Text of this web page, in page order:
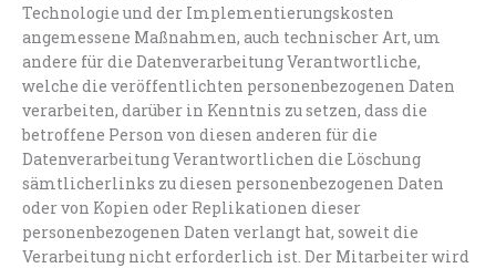
Technologie und der Implementierungskosten
angemessene Maßnahmen, auch technischer Art, um
andere für die Datenverarbeitung Verantwortliche,
welche die veröffentlichten personenbezogenen Daten
verarbeiten, darüber in Kenntnis zu setzen, dass die
betroffene Person von diesen anderen für die
Datenverarbeitung Verantwortlichen die Löschung
sämtlicherlinks zu diesen personenbezogenen Daten
oder von Kopien oder Replikationen dieser
personenbezogenen Daten verlangt hat, soweit die
Verarbeitung nicht erforderlich ist. Der Mitarbeiter wird